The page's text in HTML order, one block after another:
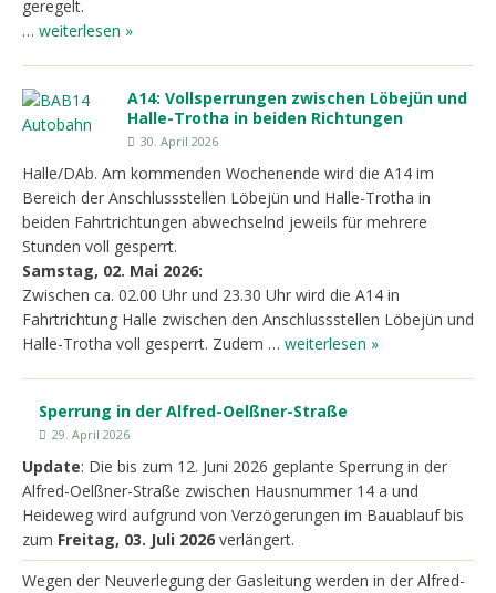
geregelt.
… weiterlesen »
A14: Vollsperrungen zwischen Löbejün und
Halle-Trotha in beiden Richtungen
30. April 2026
Halle/DAb. Am kommenden Wochenende wird die A14 im
Bereich der Anschlussstellen Löbejün und Halle-Trotha in
beiden Fahrtrichtungen abwechselnd jeweils für mehrere
Stunden voll gesperrt.
Samstag, 02. Mai 2026:
Zwischen ca. 02.00 Uhr und 23.30 Uhr wird die A14 in
Fahrtrichtung Halle zwischen den Anschlussstellen Löbejün und
Halle-Trotha voll gesperrt. Zudem … weiterlesen »
Sperrung in der Alfred-Oelßner-Straße
29. April 2026
Update: Die bis zum 12. Juni 2026 geplante Sperrung in der
Alfred-Oelßner-Straße zwischen Hausnummer 14 a und
Heideweg wird aufgrund von Verzögerungen im Bauablauf bis
zum Freitag, 03. Juli 2026 verlängert.
Wegen der Neuverlegung der Gasleitung werden in der Alfred-